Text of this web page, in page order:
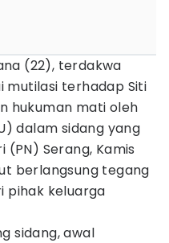
(22), terdakwa
mutilasi terhadap Siti
hukuman mati oleh
dalam sidang yang
(PN) Serang, Kamis
berlangsung tegang
pihak keluarga
sidang, awal